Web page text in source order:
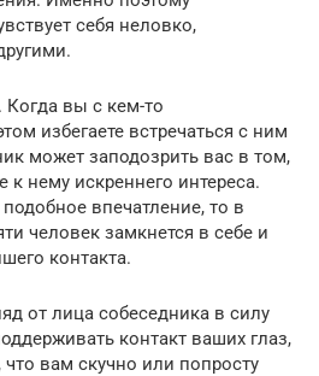
себя неловко,
вы с кем-то
избегаете встречаться с ним
может заподозрить вас в том,
нему искреннего интереса.
впечатление, то в
человек замкнется в себе и
контакта.
от лица собеседника в силу
контакт ваших глаз,
вам скучно или попросту